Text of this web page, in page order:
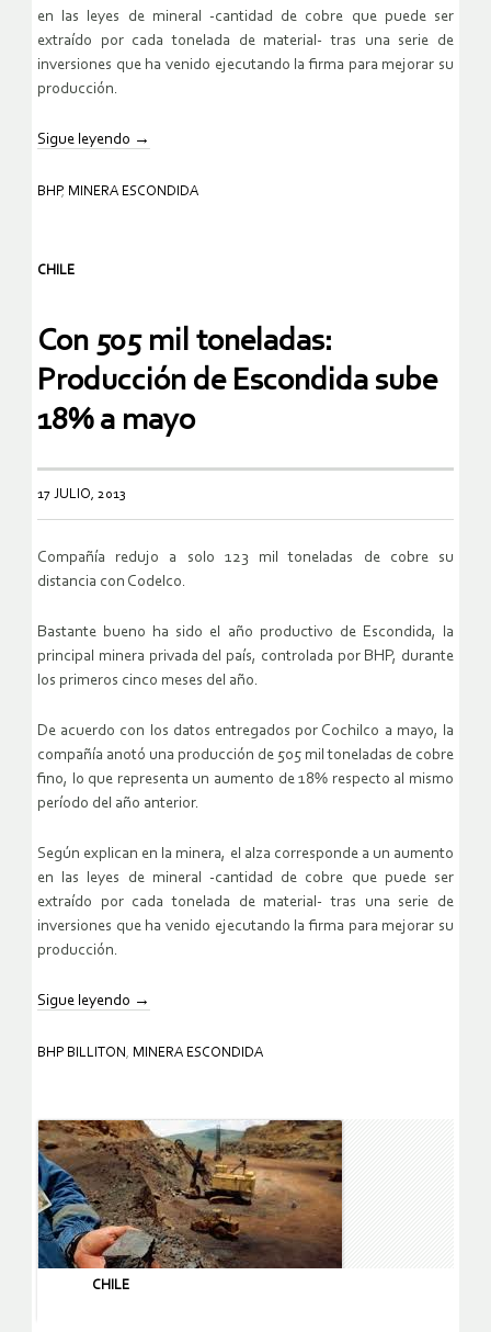
en las leyes de mineral -cantidad de cobre que puede ser
extraído por cada tonelada de material- tras una serie de
inversiones que ha venido ejecutando la firma para mejorar su
producción.
Sigue leyendo →
BHP, MINERA ESCONDIDA
CHILE
Con 505 mil toneladas:
Producción de Escondida sube
18% a mayo
17 JULIO, 2013
Compañía redujo a solo 123 mil toneladas de cobre su
distancia con Codelco.
Bastante bueno ha sido el año productivo de Escondida, la
principal minera privada del país, controlada por BHP, durante
los primeros cinco meses del año.
De acuerdo con los datos entregados por Cochilco a mayo, la
compañía anotó una producción de 505 mil toneladas de cobre
fino, lo que representa un aumento de 18% respecto al mismo
período del año anterior.
Según explican en la minera, el alza corresponde a un aumento
en las leyes de mineral -cantidad de cobre que puede ser
extraído por cada tonelada de material- tras una serie de
inversiones que ha venido ejecutando la firma para mejorar su
producción.
Sigue leyendo →
BHP BILLITON , MINERA ESCONDIDA
CHILE